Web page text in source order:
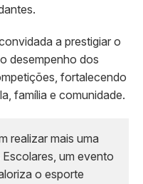
a prestigiar o
desempenho dos
fortalecendo
família e comunidade.
realizar mais uma
um evento
o esporte